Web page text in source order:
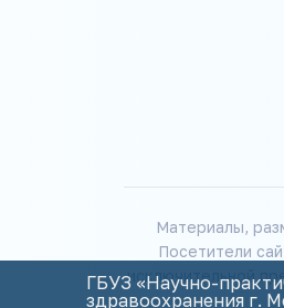
Материалы,
Посетители
исключительной
ГБУЗ «Научно-
здравоохранения г.